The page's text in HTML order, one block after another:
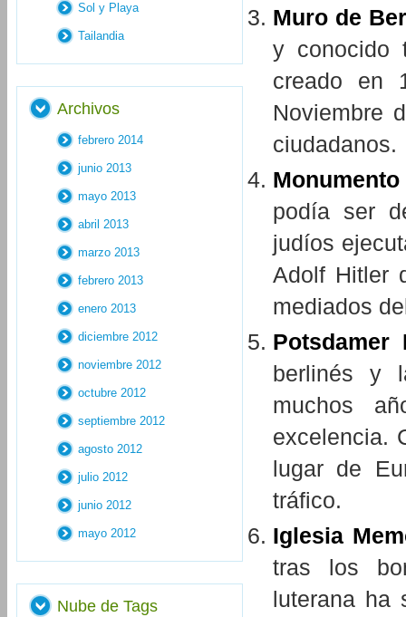
Muro de
y conocido
creado en
Noviembre
ciudadanos.
podía ser
judíos
Adolf Hitler
mediados
Potsdamer
berlinés y
muchos
excelencia.
lugar de
tráfico.
Iglesia
tras los
luterana ha
Sol y Playa
Tailandia
Archivos
febrero 2014
junio 2013
mayo 2013
abril 2013
marzo 2013
febrero 2013
enero 2013
diciembre 2012
noviembre 2012
octubre 2012
septiembre 2012
agosto 2012
julio 2012
junio 2012
mayo 2012
Nube de Tags